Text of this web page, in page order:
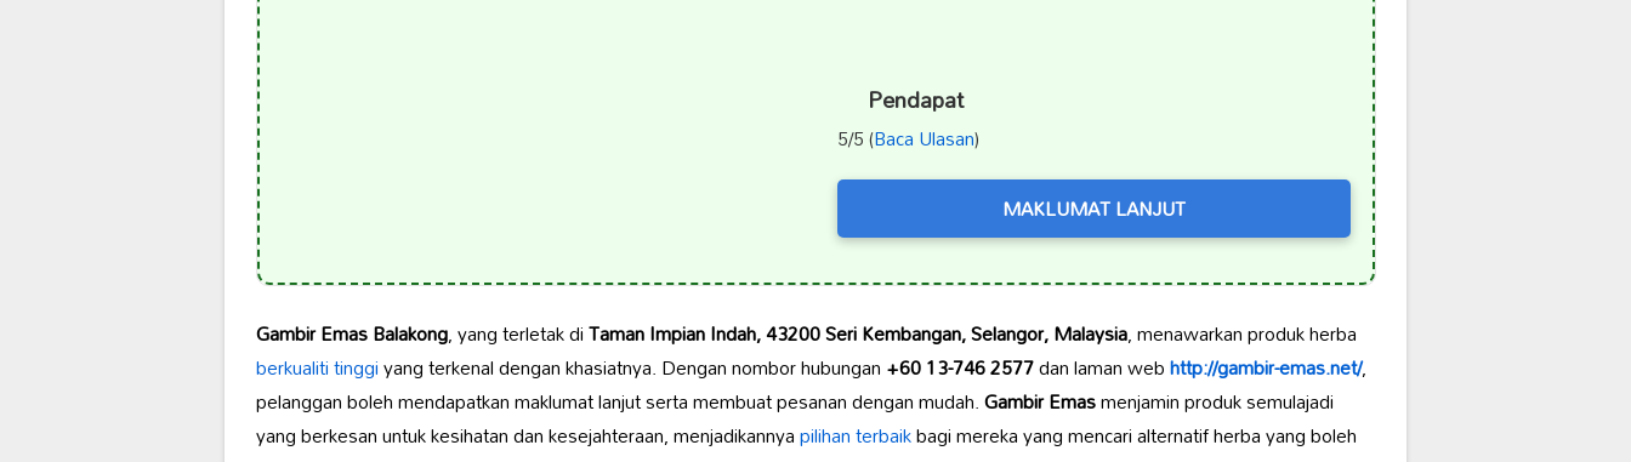
Pendapat
5/5 (Baca Ulasan)
MAKLUMAT LANJUT
Gambir Emas Balakong, yang terletak diTaman Impian Indah, 43200 Seri Kembangan, Selangor, Malaysia, menawarkan produk herba
berkualiti tinggiyang terkenal dengan khasiatnya. Dengan nombor hubungan+60 13-746 2577dan laman webhttp://gambir-emas.net/,
pelanggan boleh mendapatkan maklumat lanjut serta membuat pesanan dengan mudah.Gambir Emasmenjamin produk semulajadi
yang berkesan untuk kesihatan dan kesejahteraan, menjadikannyapilihan terbaikbagi mereka yang mencari alternatif herba yang boleh